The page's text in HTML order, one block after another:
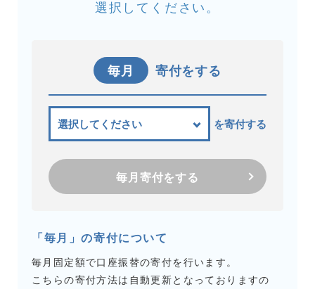
選択してください。
毎月 寄付をする
を寄付する
毎月寄付をする
「毎月」の寄付について
毎月固定額で口座振替の寄付を行います。
こちらの寄付方法は自動更新となっておりますの